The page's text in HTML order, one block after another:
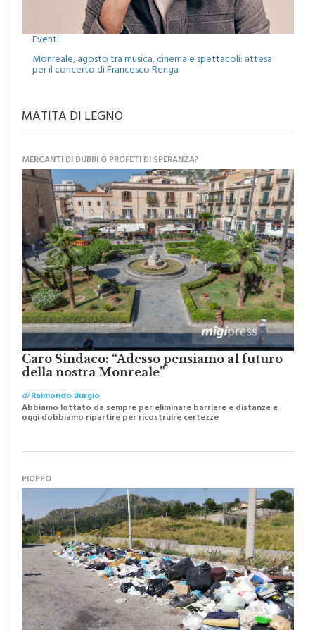
Eventi
Monreale, agosto tra musica, cinema e spettacoli: attesa
MATITA DI LEGNO
MERCANTI DI DUBBI O PROFETI DI SPERANZA?
Caro Sindaco: “Adesso pensiamo al futuro
della nostra Monreale”
diRaimondo Burgio